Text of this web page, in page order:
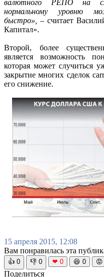
валютного РЕПО на
нормальному уровню
быстро»,
– считает
Капитал».
Второй, более
является возможность
которая может случиться
закрытие многих сделок
его снижение.
15 апреля 2015, 12:08
Вам понравилась эта
👍 0 👎 0 ❤ 0 😆 0 😡
Поделиться